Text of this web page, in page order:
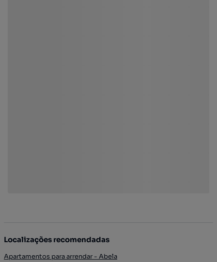
Localizações recomendadas
Apartamentos para arrendar - Abela